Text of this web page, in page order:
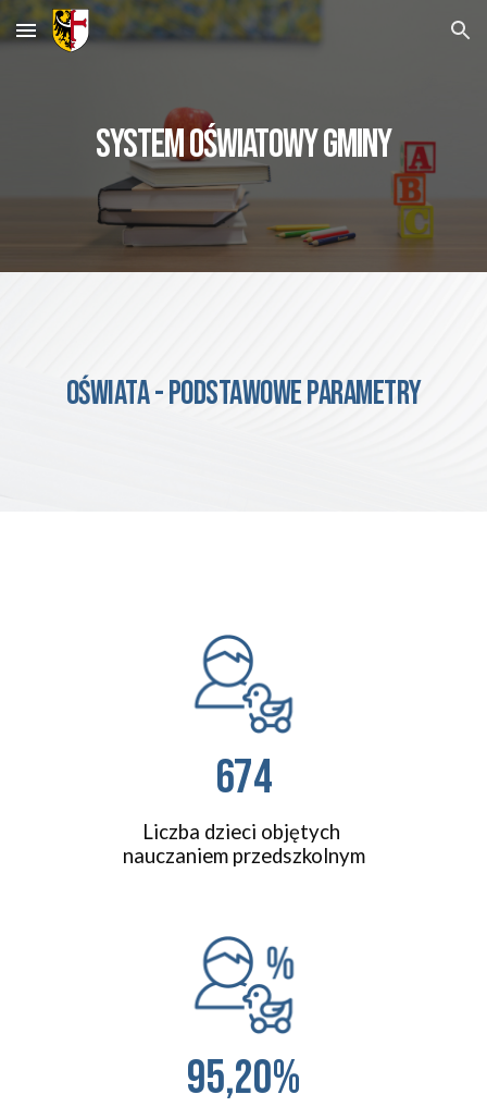
Skip to main content Skip to navigation
SYSTEM OŚWIATOWY GMINY
OŚWIATA - PODSTAWOWE PARAMETRY
674
Liczba dzieci objętych
nauczaniem przedszkolnym
95,20%